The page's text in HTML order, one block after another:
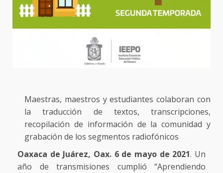
Maestras, maestros y estudiantes colaboran con
la traducción de textos, transcripciones,
recopilación de información de la comunidad y
grabación de los segmentos radiofónicos
Oaxaca de Juárez, Oax. 6 de mayo de 2021. Un
año de transmisiones cumplió “Aprendiendo